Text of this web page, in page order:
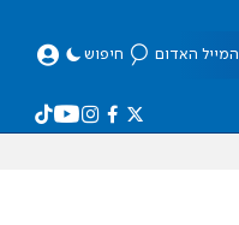
המייל האדום חיפוש